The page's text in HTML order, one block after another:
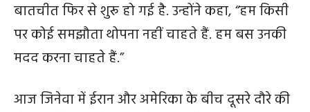
बातचीत फिर से शुरू हो गई है. उन्होंने कहा, “हम किसी
पर कोई समझौता थोपना नहीं चाहते हैं. हम बस उनकी
मदद करना चाहते हैं.”
आज जिनेवा में ईरान और अमेरिका के बीच दूसरे दौरे की